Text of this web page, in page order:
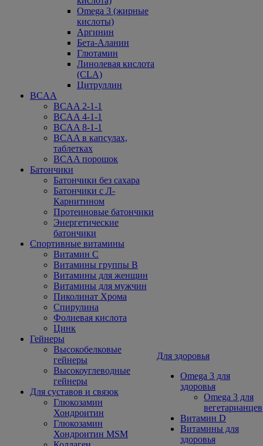
Omega 3 (жирные
кислоты)
Аргинин
Бета-Аланин
Глютамин
Линолевая кислота
(CLA)
Цитруллин
BCAA
BCAA 2-1-1
BCAA 4-1-1
BCAA 8-1-1
BCAA в капсулах,
таблетках
BCAA порошок
Батончики
Батончики без сахара
Батончики с Л-
Карнитином
Протеиновые батончики
Энергетические
батончики
Спортивные витамины
Витамин С
Витамины группы В
Витамины для женщин
Витамины для мужчин
Пиколинат Хрома
Спирулина
Фолиевая кислота
Цинк
Гейнеры
Высокобелковые
гейнеры
Высокоуглеводные
гейнеры
Для суставов и связок
Глюкозамин
Хондроитин
Глюкозамин
Хондроитин MSM
Для здоровья
Omega 3 для
здоровья
Omega 3 для
вегетарианцев
Витамин D
Витамины для
здоровья